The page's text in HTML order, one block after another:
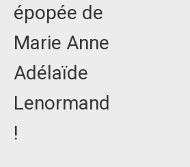
épopée de
Marie Anne
Adélaïde
Lenormand
!